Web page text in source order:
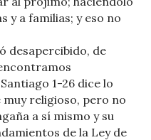
y a familias; y eso no
desapercibido, de
1-26 dice lo
muy religioso, pero no
a sí mismo y su
de la Ley de